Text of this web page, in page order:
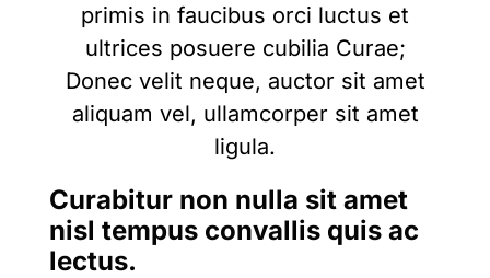
primis in faucibus orci luctus et
ultrices posuere cubilia Curae;
Donec velit neque, auctor sit amet
aliquam vel, ullamcorper sit amet
ligula.
Curabitur non nulla sit amet
nisl tempus convallis quis ac
lectus.